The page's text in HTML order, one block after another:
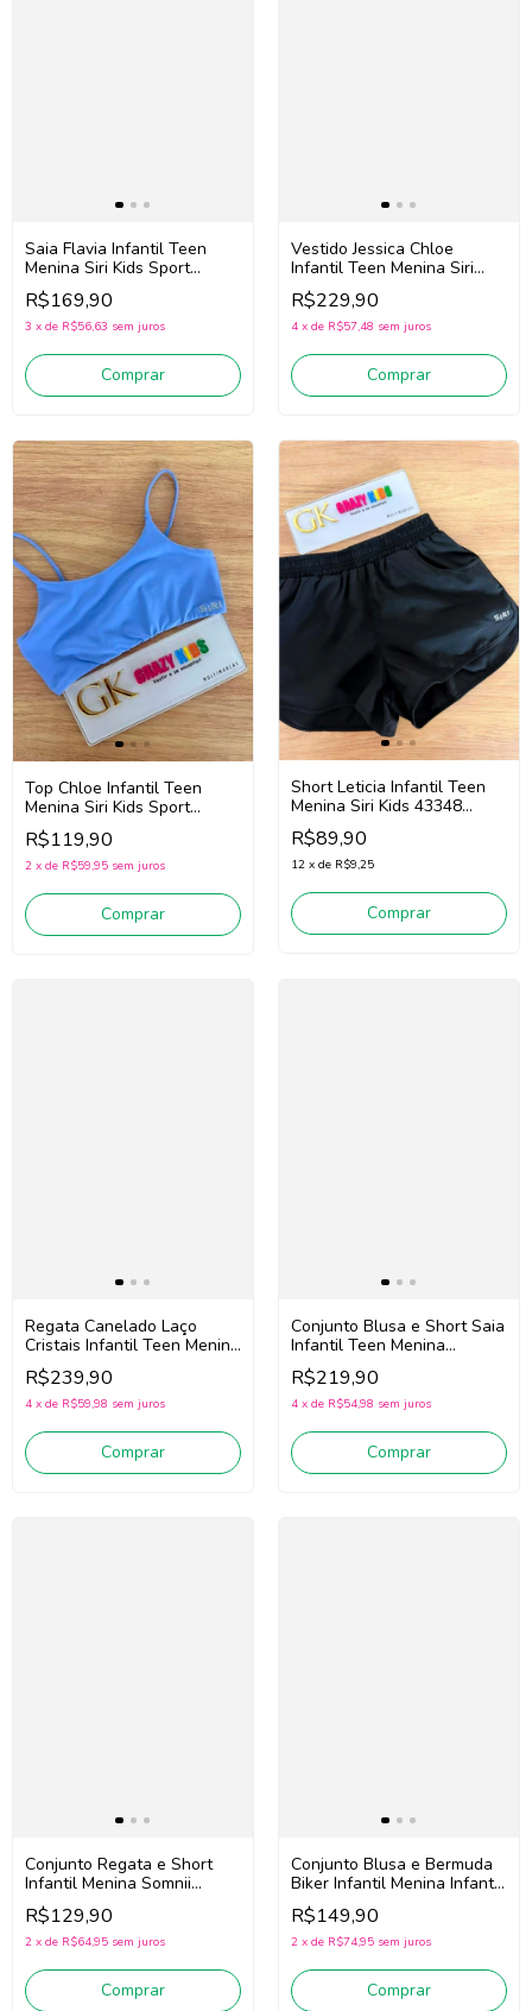
Saia Flavia Infantil Teen
Menina Siri Kids Sport
Beach Tennis 44770
(Rosa/Branco)
R$169,90
3 x de R$56,63 sem juros
Comprar
Vestido Jessica Chloe
Infantil Teen Menina Siri
Kids Sport Dança 44760
(Azul)
R$229,90
4 x de R$57,48 sem juros
Comprar
Top Chloe Infantil Teen
Menina Siri Kids Sport
Dança 44714 (Azul)
R$119,90
2 x de R$59,95 sem juros
Comprar
Short Leticia Infantil Teen
Menina Siri Kids 43348
(Preto)
R$89,90
12 x de R$9,25
Comprar
Regata Canelado Laço
Cristais Infantil Teen Menina
Pituchinhus 30716 (Off
White)
R$239,90
4 x de R$59,98 sem juros
Comprar
Conjunto Blusa e Short Saia
Infantil Teen Menina
Vic.Vicky 96845 (Off
White/Bege Claro)
R$219,90
4 x de R$54,98 sem juros
Comprar
Conjunto Regata e Short
Infantil Menina Somnii
3263069 (Rosa/Verde)
R$129,90
2 x de R$64,95 sem juros
Comprar
Conjunto Blusa e Bermuda
Biker Infantil Menina Infanti
94946 (Off White/Verde)
R$149,90
2 x de R$74,95 sem juros
Comprar